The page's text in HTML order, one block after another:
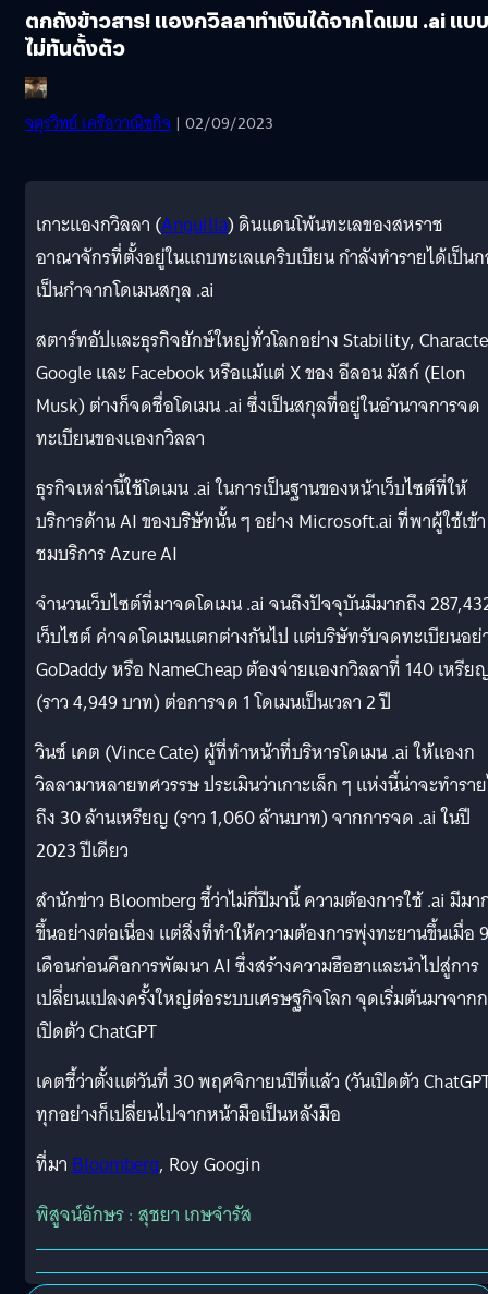
ตกถังข้าวสาร! แองกวิลลาทำเงินได้จากโดเมน .ai แบบ
ไม่ทันตั้งตัว
จตุรวิทย์ เครือวาณิชกิจ | 02/09/2023
เกาะแองกวิลลา (Anguilla) ดินแดนโพ้นทะเลของสหราช
อาณาจักรที่ตั้งอยู่ในแถบทะเลแคริบเบียน กำลังทำรายได้เป็น
เป็นกำจากโดเมนสกุล .ai
สตาร์ทอัปและธุรกิจยักษ์ใหญ่ทั่วโลกอย่าง Stability,
Google และ Facebook หรือแม้แต่ X ของ อีลอน มัสก์ (Elon
Musk) ต่างก็จดชื่อโดเมน .ai ซึ่งเป็นสกุลที่อยู่ในอำนาจการจด
ทะเบียนของแองกวิลลา
ธุรกิจเหล่านี้ใช้โดเมน .ai ในการเป็นฐานของหน้าเว็บไซต์ที่ให้
บริการด้าน AI ของบริษัทนั้น ๆ อย่าง Microsoft.ai ที่พาผู้ใช้เข้า
ชมบริการ Azure AI
จำนวนเว็บไซต์ที่มาจดโดเมน .ai จนถึงปัจจุบันมีมากถึง
เว็บไซต์ ค่าจดโดเมนแตกต่างกันไป แต่บริษัทรับจดทะเบียนอย่
GoDaddy หรือ NameCheap ต้องจ่ายแองกวิลลาที่ 140 เหรีย
(ราว 4,949 บาท) ต่อการจด 1 โดเมนเป็นเวลา 2 ปี
วินซ์ เคต (Vince Cate) ผู้ที่ทำหน้าที่บริหารโดเมน .ai ให้แองก
วิลลามาหลายทศวรรษ ประเมินว่าเกาะเล็ก ๆ แห่งนี้น่าจะทำรา
ถึง 30 ล้านเหรียญ (ราว 1,060 ล้านบาท) จากการจด .ai ในปี
2023 ปีเดียว
สำนักข่าว Bloomberg ชี้ว่าไม่กี่ปีมานี้ ความต้องการใช้ .ai มีมา
ขึ้นอย่างต่อเนื่อง แต่สิ่งที่ทำให้ความต้องการพุ่งทะยานขึ้นเมื่อ 9
เดือนก่อนคือการพัฒนา AI ซึ่งสร้างความฮือฮาและนำไปสู่การ
เปลี่ยนแปลงครั้งใหญ่ต่อระบบเศรษฐกิจโลก จุดเริ่มต้นมาจาก
เปิดตัว ChatGPT
เคตชี้ว่าตั้งแต่วันที่ 30 พฤศจิกายนปีที่แล้ว (วันเปิดตัว
ทุกอย่างก็เปลี่ยนไปจากหน้ามือเป็นหลังมือ
ที่มาBloomberg, Roy Googin
พิสูจน์อักษร : สุชยา เกษจำรัส